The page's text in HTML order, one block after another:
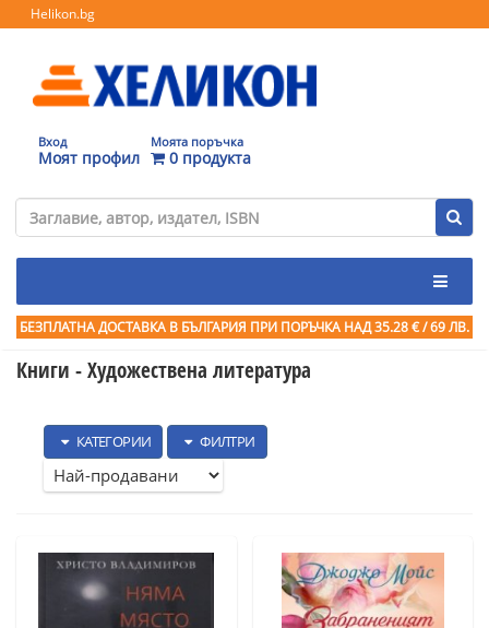
Helikon.bg
Вход
Моят профил
Моята поръчка
0 продукта
БЕЗПЛАТНА ДОСТАВКА В БЪЛГАРИЯ ПРИ ПОРЪЧКА НАД 35.28 € / 69 ЛВ.
Книги - Художествена литература
КАТЕГОРИИ ФИЛТРИ